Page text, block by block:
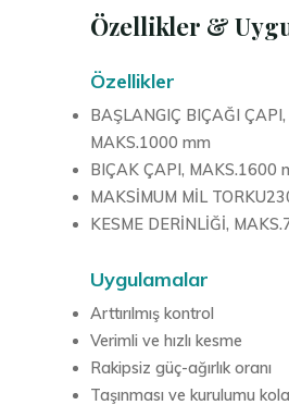
Özellikler &
Özellikler
BAŞLANGIÇ ​​BIÇAĞI ÇAPI,
MAKS.1000 mm
BIÇAK ÇAPI, MAKS.1600
MAKSİMUM MİL
KESME DERİNLİĞİ,
Uygulamalar
Arttırılmış kontrol
Verimli ve hızlı kesme
Rakipsiz güç-ağırlık oranı
Taşınması ve kurulumu